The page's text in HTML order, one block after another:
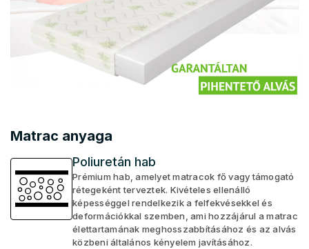
Matrac anyaga
Poliuretán hab
Prémium hab, amelyet matracok fő vagy támogató
rétegeként terveztek. Kivételes ellenálló
képességgel rendelkezik a felfekvésekkel és
deformációkkal szemben, ami hozzájárul a matrac
élettartamának meghosszabbításához és az alvás
közbeni általános kényelem javításához.